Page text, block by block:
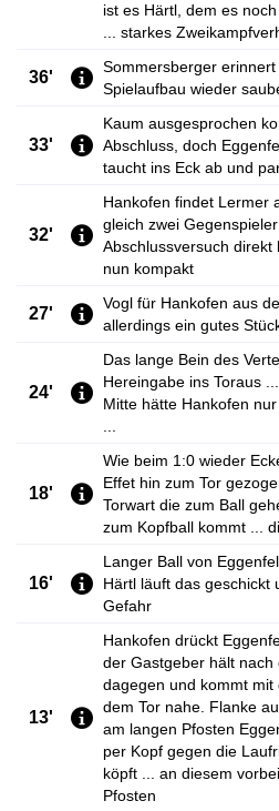
ist es Härtl, dem es
... starkes
36'
Sommersberger
Spielaufbau wieder
33'
Kaum ausgesprochen
Abschluss, doch
taucht ins Eck ab und
32'
Hankofen findet Lermer
gleich zwei
Abschlussversuch
nun kompakt
27'
Vogl für Hankofen aus
allerdings ein gutes
24'
Das lange Bein des
Hereingabe ins Toraus
Mitte hätte Hankofen
18'
Wie beim 1:0 wieder
Effet hin zum Tor
Torwart die zum Ball
zum Kopfball kommt ...
16'
Langer Ball von
Härtl läuft das geschickt
Gefahr
13'
Hankofen drückt
der Gastgeber hält
dagegen und kommt
dem Tor nahe. Flanke
am langen Pfosten
per Kopf gegen die
köpft ... an diesem
Pfosten